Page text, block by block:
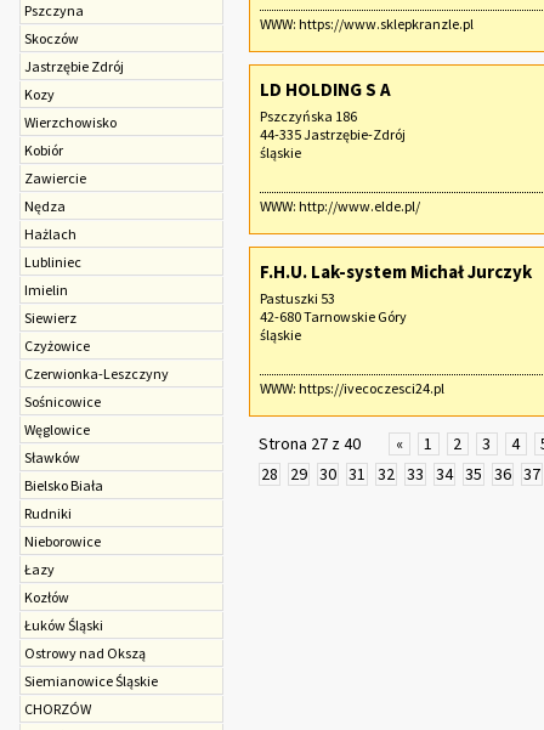
Pszczyna
Skoczów
Jastrzębie Zdrój
Kozy
Wierzchowisko
Kobiór
Zawiercie
Nędza
Hażlach
Lubliniec
Imielin
Siewierz
Czyżowice
Czerwionka-Leszczyny
Sośnicowice
Węglowice
Sławków
Bielsko Biała
Rudniki
Nieborowice
Łazy
Kozłów
Łuków Śląski
Ostrowy nad Okszą
Sie­mia­no­wice Śląskie
CHORZÓW
WWW: https://www.sklepkranzle.pl
LD HOLDING S A
Pszczyńska 186
44-335 Jastrzębie-Zdrój
śląskie
WWW: http://www.elde.pl/
F.H.U. Lak-system Michał Jurczyk
Pastuszki 53
42-680 Tarnowskie Góry
śląskie
WWW: https://ivecoczesci24.pl
Strona 27 z 40 « 1 2 3 4
28
29 30 31 32 33 34 35 36 37